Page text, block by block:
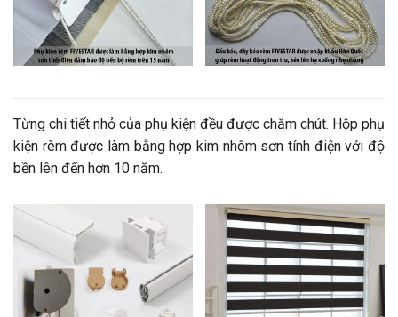
Từng chi tiết nhỏ của phụ kiện đều được chăm chút. Hộp phụ
kiện rèm được làm bằng hợp kim nhôm sơn tính điện với độ
bền lên đến hơn 10 năm.